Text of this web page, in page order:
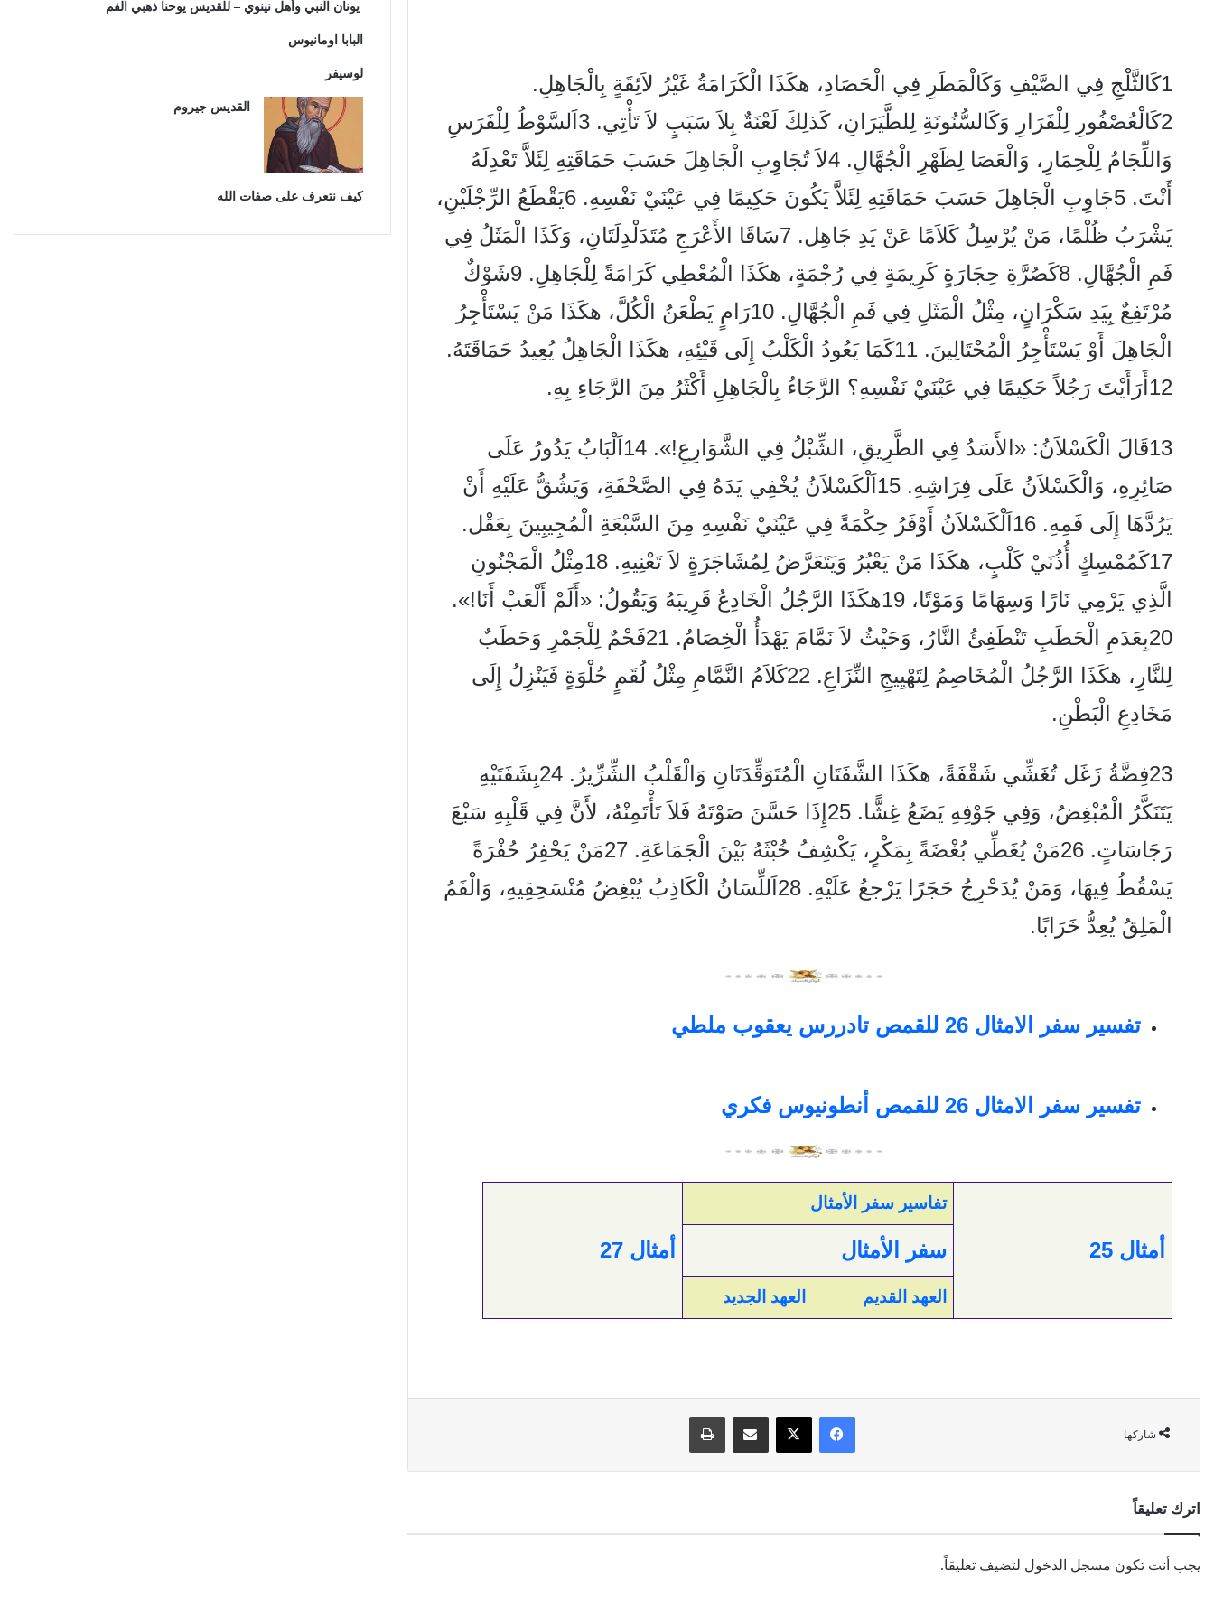
1كَالثَّلْجِ فِي الصَّيْفِ وَكَالْمَطَرِ فِي الْحَصَادِ، هكَذَا الْكَرَامَةُ غَيْرُ لاَئِقَةٍ بِالْجَاهِلِ.
2كَالْعُصْفُورِ لِلْفَرَارِ وَكَالسُّنُونَةِ لِلطَّيَرَانِ، كَذلِكَ لَعْنَةٌ بِلاَ سَبَبٍ لاَ تَأْتِي. 3 اَلسَّوْطُ لِلْفَرَسِ
وَاللِّجَامُ لِلْحِمَارِ، وَالْعَصَا لِظَهْرِ الْجُهَّالِ. 4لاَ تُجَاوِبِ الْجَاهِلَ حَسَبَ حَمَاقَتِهِ لِئَلاَّ تَعْدِلَهُ
أَنْتَ. 5جَاوِبِ الْجَاهِلَ حَسَبَ حَمَاقَتِهِ لِئَلاَّ يَكُونَ حَكِيمًا فِي عَيْنَيْ نَفْسِهِ. 6يَقْطَعُ الرِّجْلَيْنِ،
يَشْرَبُ ظُلْمًا، مَنْ يُرْسِلُ كَلاَمًا عَنْ يَدِ جَاهِل. 7سَاقَا الأَعْرَجِ مُتَدَلْدِلَتَانِ، وَكَذَا الْمَثَلُ فِي
فَمِ الْجُهَّالِ. 8كَصُرَّةِ حِجَارَةٍ كَرِيمَةٍ فِي رُجْمَةٍ، هكَذَا الْمُعْطِي كَرَامَةً لِلْجَاهِلِ. 9شَوْكٌ
مُرْتَفِعٌ بِيَدِ سَكْرَانٍ، مِثْلُ الْمَثَلِ فِي فَمِ الْجُهَّالِ. 10رَامٍ يَطْعَنُ الْكُلَّ، هكَذَا مَنْ يَسْتَأْجِرُ
الْجَاهِلَ أَوْ يَسْتَأْجِرُ الْمُحْتَالِينَ. 11كَمَا يَعُودُ الْكَلْبُ إِلَى قَيْئِهِ، هكَذَا الْجَاهِلُ يُعِيدُ حَمَاقَتَهُ.
12 أَرَأَيْتَ رَجُلاً حَكِيمًا فِي عَيْنَيْ نَفْسِهِ؟ الرَّجَاءُ بِالْجَاهِلِ أَكْثَرُ مِنَ الرَّجَاءِ بِهِ.
13قَالَ الْكَسْلاَنُ: «الأَسَدُ فِي الطَّرِيقِ، الشِّبْلُ فِي الشَّوَارِعِ!». 14 اَلْبَابُ يَدُورُ عَلَى
صَائِرِهِ، وَالْكَسْلاَنُ عَلَى فِرَاشِهِ. 15 اَلْكَسْلاَنُ يُخْفِي يَدَهُ فِي الصَّحْفَةِ، وَيَشُقُّ عَلَيْهِ أَنْ
يَرُدَّهَا إِلَى فَمِهِ. 16 اَلْكَسْلاَنُ أَوْفَرُ حِكْمَةً فِي عَيْنَيْ نَفْسِهِ مِنَ السَّبْعَةِ الْمُجِيبِينَ بِعَقْل.
17كَمُمْسِكٍ أُذُنَيْ كَلْبٍ، هكَذَا مَنْ يَعْبُرُ وَيَتَعَرَّضُ لِمُشَاجَرَةٍ لاَ تَعْنِيهِ. 18مِثْلُ الْمَجْنُونِ
الَّذِي يَرْمِي نَارًا وَسِهَامًا وَمَوْتًا، 19هكَذَا الرَّجُلُ الْخَادِعُ قَرِيبَهُ وَيَقُولُ: «أَلَمْ أَلْعَبْ أَنَا!».
20بِعَدَمِ الْحَطَبِ تَنْطَفِئُ النَّارُ، وَحَيْثُ لاَ نَمَّامَ يَهْدَأُ الْخِصَامُ. 21فَحْمٌ لِلْجَمْرِ وَحَطَبٌ
لِلنَّارِ، هكَذَا الرَّجُلُ الْمُخَاصِمُ لِتَهْيِيجِ النِّزَاعِ. 22كَلاَمُ النَّمَّامِ مِثْلُ لُقَمٍ حُلْوَةٍ فَيَنْزِلُ إِلَى
مَخَادِعِ الْبَطْنِ.
23فِضَّةُ زَغَل تُغَشِّي شَقْفَةً، هكَذَا الشَّفَتَانِ الْمُتَوَقِّدَتَانِ وَالْقَلْبُ الشِّرِّيرُ. 24بِشَفَتَيْهِ
يَتَنَكَّرُ الْمُبْغِضُ، وَفِي جَوْفِهِ يَضَعُ غِشًّا. 25 إِذَا حَسَّنَ صَوْتَهُ فَلاَ تَأْتَمِنْهُ، لأَنَّ فِي قَلْبِهِ سَبْعَ
رَجَاسَاتٍ. 26مَنْ يُغَطِّي بُغْضَةً بِمَكْرٍ، يَكْشِفُ خُبْثَهُ بَيْنَ الْجَمَاعَةِ. 27مَنْ يَحْفِرُ حُفْرَةً
يَسْقُطُ فِيهَا، وَمَنْ يُدَحْرِجُ حَجَرًا يَرْجعُ عَلَيْهِ. 28 اَللِّسَانُ الْكَاذِبُ يُبْغِضُ مُنْسَحِقِيهِ، وَالْفَمُ
الْمَلِقُ يُعِدُّ خَرَابًا.
تفسير سفر الامثال 26 للقمص تادررس يعقوب ملطي
تفسير سفر الامثال 26 للقمص أنطونيوس فكري
أمثال 25
تفاسير سفر الأمثال
أمثال 27 سفر الأمثال
العهد القديم العهد الجديد
شاركها
فيسبوك‫X مشاركة عبر البريد طباعة
اترك تعليقاً
يجب أنت تكون مسجل الدخول لتضيف تعليقاً.
يونان النبي وأهل نينوي – للقديس يوحنا ذهبي الفم
البابا اومانيوس
لوسيفر
القديس جيروم
كيف نتعرف على صفات الله